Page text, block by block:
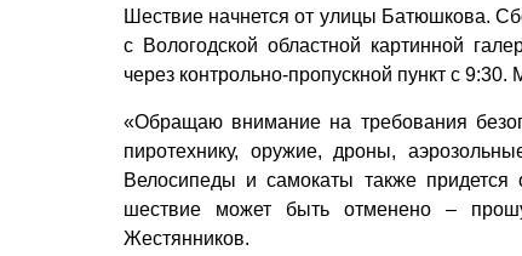
Шествие начнется от улицы Батюшкова.
с Вологодской областной картинной
через контрольно-пропускной пункт с
«Обращаю внимание на требования
пиротехнику, оружие, дроны,
Велосипеды и самокаты также
шествие может быть отменено –
Жестянников.